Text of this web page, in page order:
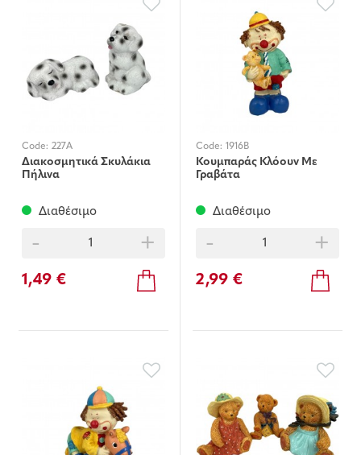
Code: 227A
Διακοσμητικά Σκυλάκια
Πήλινα
Διαθέσιμο
- +
1,49 €
Code: 1916B
Κουμπαράς Κλόουν Mε
Γραβάτα
Διαθέσιμο
- +
2,99 €